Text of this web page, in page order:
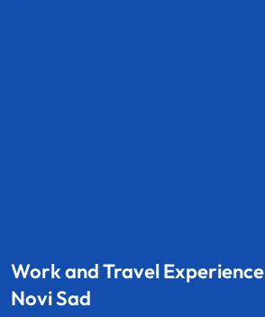
Work and Travel Experience
Novi Sad